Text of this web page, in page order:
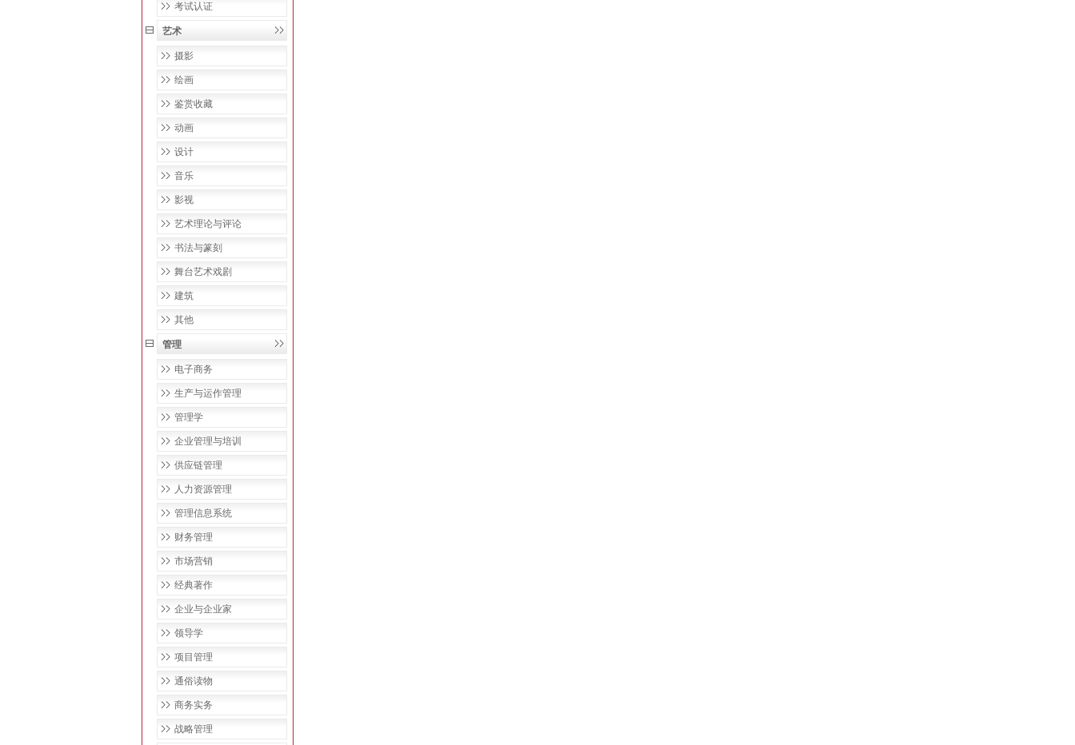
考试认证
艺术
摄影
绘画
鉴赏收藏
动画
设计
音乐
影视
艺术理论与评论
书法与篆刻
舞台艺术戏剧
建筑
其他
管理
电子商务
生产与运作管理
管理学
企业管理与培训
供应链管理
人力资源管理
管理信息系统
财务管理
市场营销
经典著作
企业与企业家
领导学
项目管理
通俗读物
商务实务
战略管理